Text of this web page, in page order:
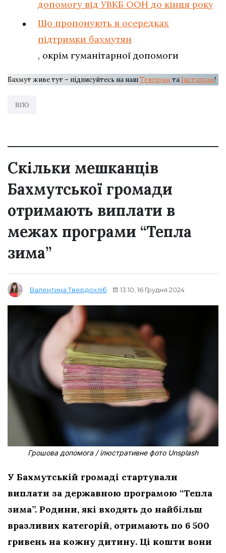
допомогу від УВКБ ООН до кінця року
Що пропонують в осередках
підтримки бахмутян
, окрім гуманітарної допомоги
Бахмут живе тут – підписуйтесь на нашТелеграм та Інстаграм!
ВПО
Скільки мешканців
Бахмутської громади
отримають виплати в
межах програми “Тепла
зима”
Валентина Твердохліб 13:10, 16 Грудня 2024
Грошова допомога / ілюстративне фото Unsplash
У Бахмутській громаді стартували
виплати за державною програмою “Тепла
зима”. Родини, які входять до найбільш
вразливих категорій, отримають по 6 500
гривень на кожну дитину. Ці кошти вони